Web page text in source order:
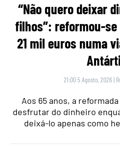
“Não quero deixar
filhos”: reformou-
21 mil euros numa
21:00 5 Agosto, 2026 |
Aos 65 anos, a
desfrutar do dinheiro
deixá-lo apenas como